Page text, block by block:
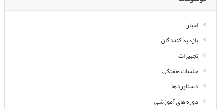
اخبار
بازدید کنندگان
تجهیزات
جلسات هفتگی
دستاوردها
دوره های آموزشی